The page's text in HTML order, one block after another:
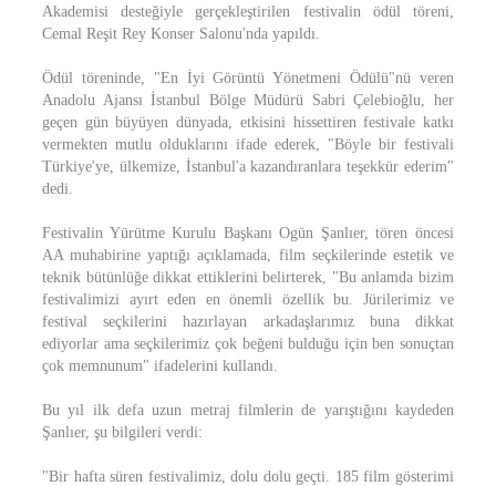
Akademisi desteğiyle gerçekleştirilen festivalin ödül töreni,
Cemal Reşit Rey Konser Salonu'nda yapıldı.
Ödül töreninde, "En İyi Görüntü Yönetmeni Ödülü"nü veren
Anadolu Ajansı İstanbul Bölge Müdürü Sabri Çelebioğlu, her
geçen gün büyüyen dünyada, etkisini hissettiren festivale katkı
vermekten mutlu olduklarını ifade ederek, "Böyle bir festivali
Türkiye'ye, ülkemize, İstanbul'a kazandıranlara teşekkür ederim"
dedi.
Festivalin Yürütme Kurulu Başkanı Ogün Şanlıer, tören öncesi
AA muhabirine yaptığı açıklamada, film seçkilerinde estetik ve
teknik bütünlüğe dikkat ettiklerini belirterek, "Bu anlamda bizim
festivalimizi ayırt eden en önemli özellik bu. Jürilerimiz ve
festival seçkilerini hazırlayan arkadaşlarımız buna dikkat
ediyorlar ama seçkilerimiz çok beğeni bulduğu için ben sonuçtan
çok memnunum" ifadelerini kullandı.
Bu yıl ilk defa uzun metraj filmlerin de yarıştığını kaydeden
Şanlıer, şu bilgileri verdi:
"Bir hafta süren festivalimiz, dolu dolu geçti. 185 film gösterimi